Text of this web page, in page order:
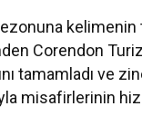
kelimenin
Corendon
tamamladı ve
misafirlerinin